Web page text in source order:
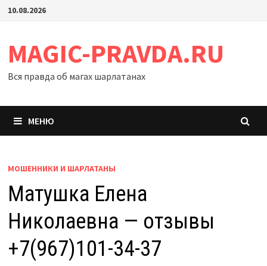
Перейти
10.08.2026
MAGIC-PRAVDA.RU
Вся правда об магах шарлатанах
МЕНЮ
МОШЕННИКИ И ШАРЛАТАНЫ
Матушка Елена
Николаевна — отзывы
+7(967)101-34-37